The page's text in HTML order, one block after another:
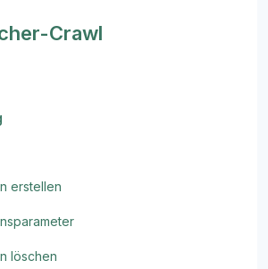
Crawl
erstellen
löschen